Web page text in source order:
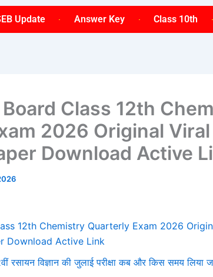
Update Answer Key Class 10th
Class 12th
2026 Original Viral
Download Active
12th Chemistry Quarterly Exam 2026
Download Active Link
रसायन विज्ञान की जुलाई परीक्षा कब और किस समय लिया